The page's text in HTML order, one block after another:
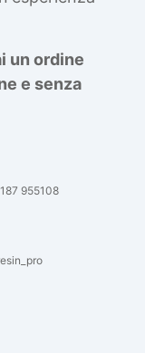
un ordine
e senza
955108